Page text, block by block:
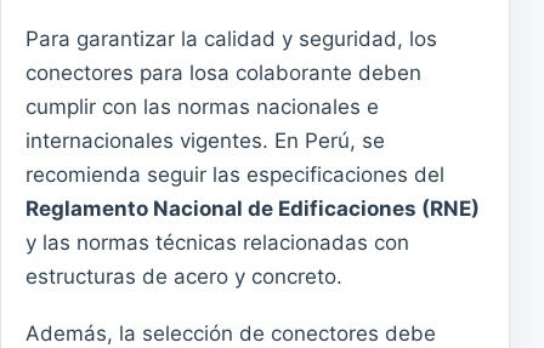
Para garantizar la calidad y seguridad, los
conectores para losa colaborante deben
cumplir con las normas nacionales e
internacionales vigentes. En Perú, se
recomienda seguir las especificaciones del
Reglamento Nacional de Edificaciones (RNE)
y las normas técnicas relacionadas con
estructuras de acero y concreto.
Además, la selección de conectores debe